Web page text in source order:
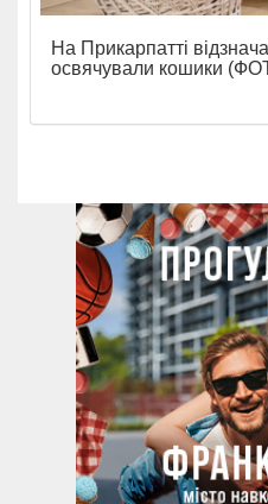
На Прикарпатті
освячували кошики